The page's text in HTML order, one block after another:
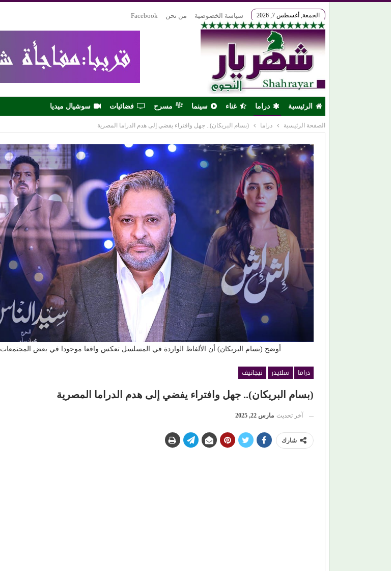
الجمعة, أغسطس 7, 2026 سياسة الخصوصية من نحن Facebook
الرئيسية دراما غناء سينما مسرح فضائيات سوشيال ميديا
الصفحة الرئيسية دراما (بسام البريكان).. جهل وافتراء يفضي إلى هدم الدراما المصرية
أوضح (بسام البريكان) أن الألفاظ الواردة في المسلسل تعكس واقعا موجودا في بعض المجتمعات
دراما سلايدر
نيجاتيف
(بسام البريكان).. جهل وافتراء يفضي إلى هدم الدراما المصرية
آخر تحديث مارس 22, 2025
شارك